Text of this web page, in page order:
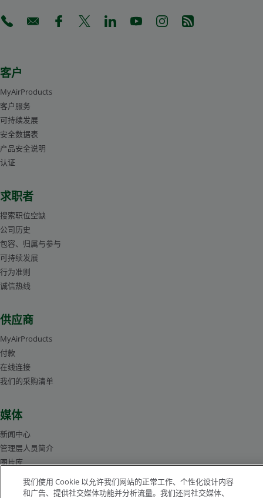
(Opens in a new tab)
(Opens in a new tab)
(Opens in a new tab)
(Opens in a new tab)
(Opens in a new tab)
(Opens in a new tab)
(Opens in a new tab)
(Opens in a new
客户
MyAirProducts
客户服务
可持续发展
安全数据表
产品安全说明
认证
求职者
搜索职位空缺
公司历史
包容、归属与参与
可持续发展
行为准则
诚信热线
供应商
MyAirProducts
付款
在线连接
我们的采购清单
媒体
新闻中心
管理层人员简介
图片库
我们使用 Cookie 以允许我们网站的正常工作、个性化设计内容
和广告、提供社交媒体功能并分析流量。我们还同社交媒体、